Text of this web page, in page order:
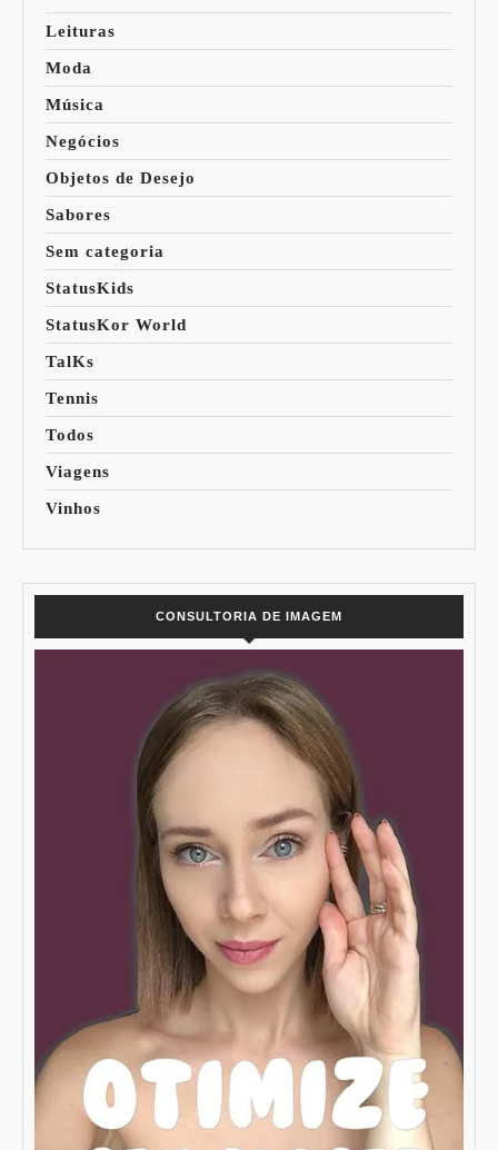
Leituras
Moda
Música
Negócios
Objetos de Desejo
Sabores
Sem categoria
StatusKids
StatusKor World
TalKs
Tennis
Todos
Viagens
Vinhos
CONSULTORIA DE IMAGEM